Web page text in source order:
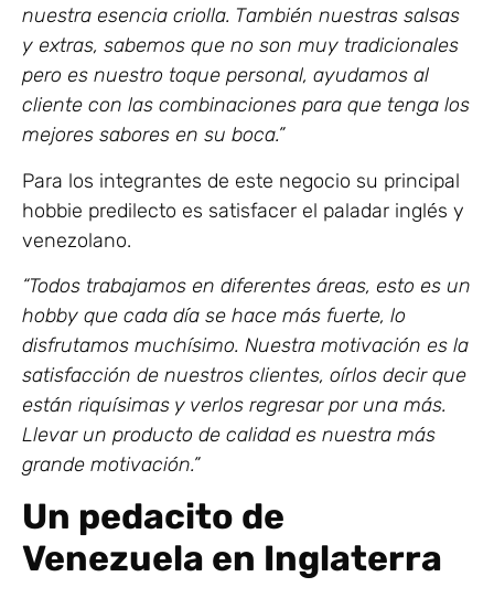
nuestra esencia criolla. También nuestras salsas
y extras, sabemos que no son muy tradicionales
pero es nuestro toque personal, ayudamos al
cliente con las combinaciones para que tenga los
mejores sabores en su boca.”
Para los integrantes de este negocio su principal
hobbie predilecto es satisfacer el paladar inglés y
venezolano.
“Todos trabajamos en diferentes áreas, esto es un
hobby que cada día se hace más fuerte, lo
disfrutamos muchísimo. Nuestra motivación es la
satisfacción de nuestros clientes, oírlos decir que
están riquísimas y verlos regresar por una más.
Llevar un producto de calidad es nuestra más
grande motivación.”
Un pedacito de
Venezuela en Inglaterra